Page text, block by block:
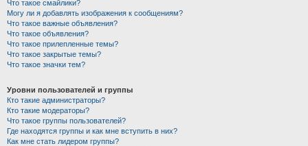
Что такое смайлики?
Могу ли я добавлять изображения к сообщениям?
Что такое важные объявления?
Что такое объявления?
Что такое прилепленные темы?
Что такое закрытые темы?
Что такое значки тем?
Уровни пользователей и группы
Кто такие администраторы?
Кто такие модераторы?
Что такое группы пользователей?
Где находятся группы и как мне вступить в них?
Как мне стать лидером группы?